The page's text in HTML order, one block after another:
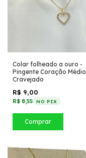
Colar folheado a ouro -
Pingente Coração Médio
Cravejado
R$ 9,00
R$ 8,55 NO PIX
Comprar